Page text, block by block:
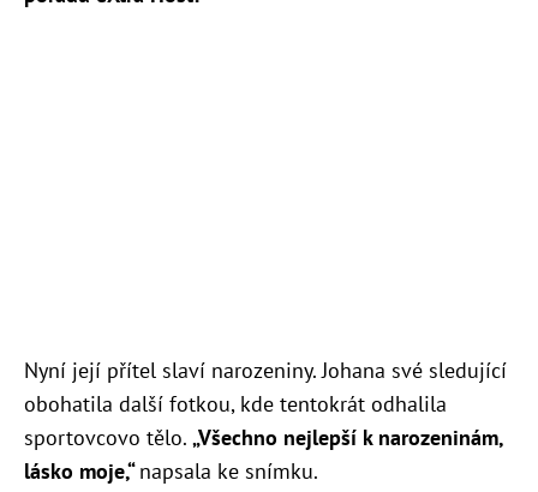
Nyní její přítel slaví narozeniny. Johana své sledující
obohatila další fotkou, kde tentokrát odhalila
sportovcovo tělo. „Všechno nejlepší k narozeninám,
lásko moje,“napsala ke snímku.